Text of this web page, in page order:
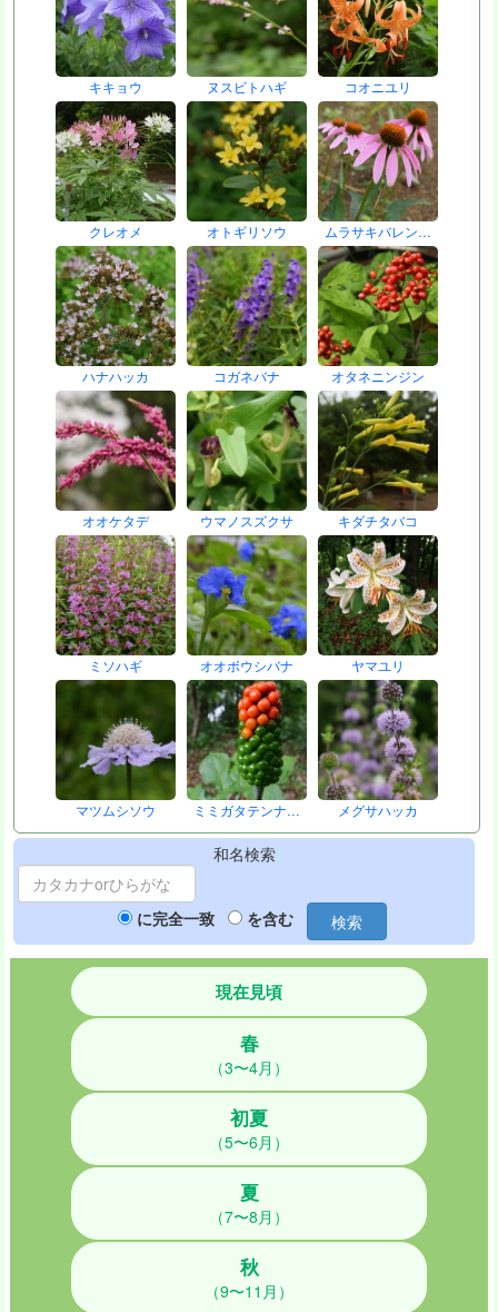
キキョウ ヌスビトハギ コオニユリ
クレオメ オトギリソウ ムラサキバレン…
ハナハッカ コガネバナ オタネニンジン
オオケタデ ウマノスズクサ キダチタバコ
ミソハギ オオボウシバナ ヤマユリ
マツムシソウ ミミガタテンナ… メグサハッカ
和名検索
に完全一致 を含む 検索
現在見頃
春
（3〜4月）
初夏
（5〜6月）
夏
（7〜8月）
秋
（9〜11月）